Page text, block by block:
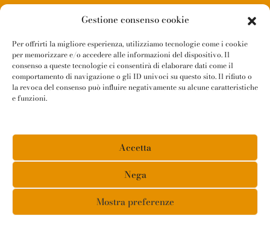
Gestione consenso cookie
Per offrirti la migliore esperienza, utilizziamo tecnologie come i cookie
per memorizzare e/o accedere alle informazioni del dispositivo. Il
consenso a queste tecnologie ci consentirà di elaborare dati come il
comportamento di navigazione o gli ID univoci su questo sito. Il rifiuto o
la revoca del consenso può influire negativamente su alcune caratteristiche
e funzioni.
Accetta
Nega
Mostra preferenze
Reggio Parma Festival
Contatti
Newsletter
Amministrazione Trasparente
Privacy Policy
Cookie Policy